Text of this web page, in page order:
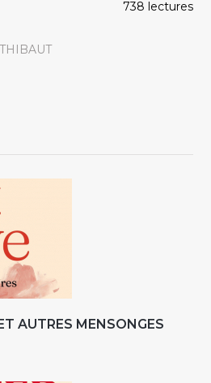
738 lectures
AUTRES MENSONGES